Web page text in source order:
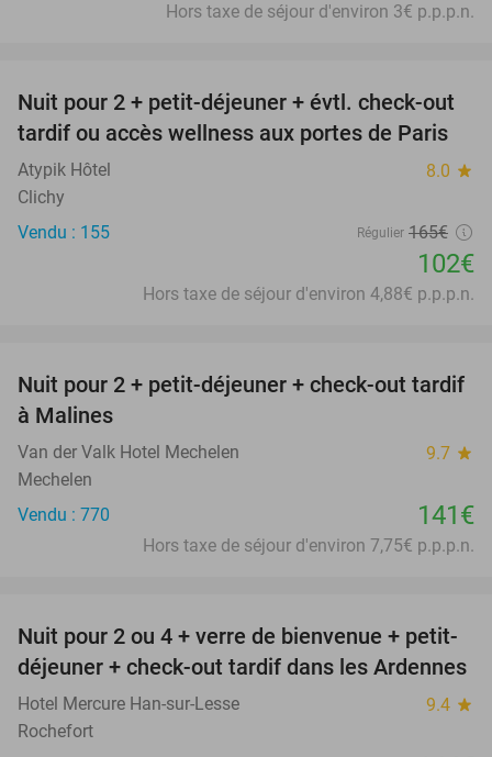
Hors taxe de séjour d'environ 3€ p.p.p.n.
38%
Nuit pour 2 + petit-déjeuner + évtl. check-out
tardif ou accès wellness aux portes de Paris
Atypik Hôtel 8.0 star
Clichy
Vendu : 155
Régulier 165€
102€
Hors taxe de séjour d'environ 4,88€ p.p.p.n.
Nuit pour 2 + petit-déjeuner + check-out tardif
à Malines
Van der Valk Hotel Mechelen 9.7 star
Mechelen
Vendu : 770
141€
Hors taxe de séjour d'environ 7,75€ p.p.p.n.
Nuit pour 2 ou 4 + verre de bienvenue + petit-
déjeuner + check-out tardif dans les Ardennes
Hotel Mercure Han-sur-Lesse 9.4 star
Rochefort